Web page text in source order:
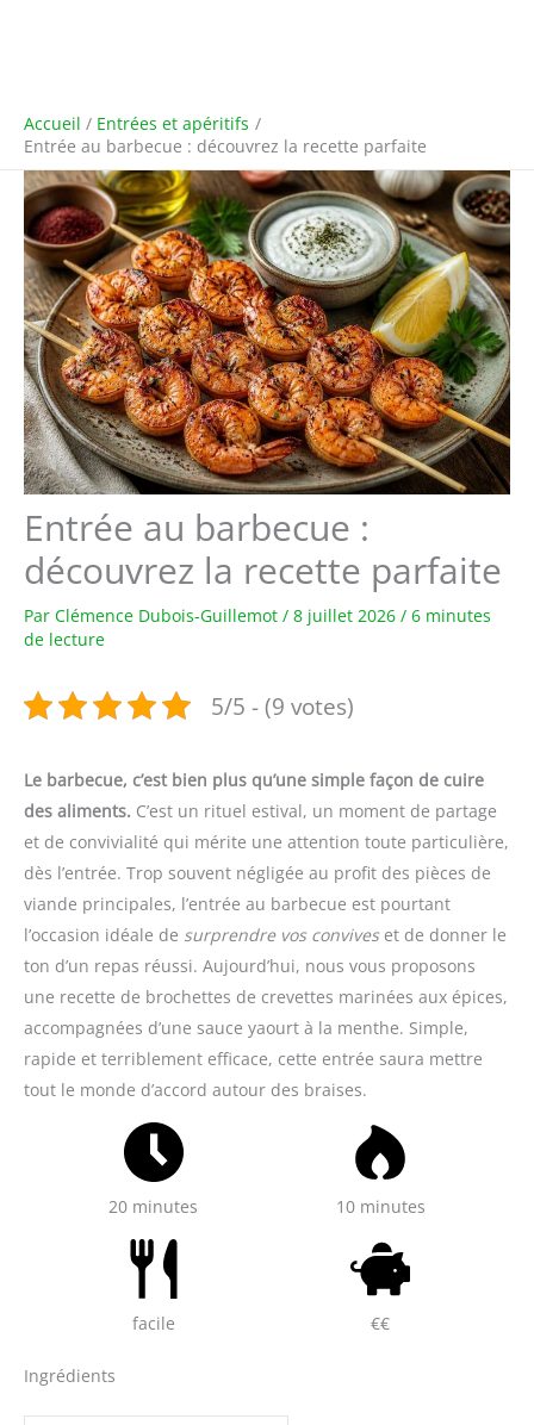
Accueil
Entrées et apéritifs
Entrée au barbecue : découvrez la recette parfaite
Entrée au barbecue :
découvrez la recette parfaite
Par Clémence Dubois-Guillemot / 8 juillet 2026 / 6 minutes
de lecture
5/5 - (9 votes)
Le barbecue, c’est bien plus qu’une simple façon de cuire
des aliments. C’est un rituel estival, un moment de partage
et de convivialité qui mérite une attention toute particulière,
dès l’entrée. Trop souvent négligée au profit des pièces de
viande principales, l’entrée au barbecue est pourtant
l’occasion idéale de surprendre vos conviveset de donner le
ton d’un repas réussi. Aujourd’hui, nous vous proposons
une recette de brochettes de crevettes marinées aux épices,
accompagnées d’une sauce yaourt à la menthe. Simple,
rapide et terriblement efficace, cette entrée saura mettre
tout le monde d’accord autour des braises.
20 minutes 10 minutes
facile €€
Ingrédients